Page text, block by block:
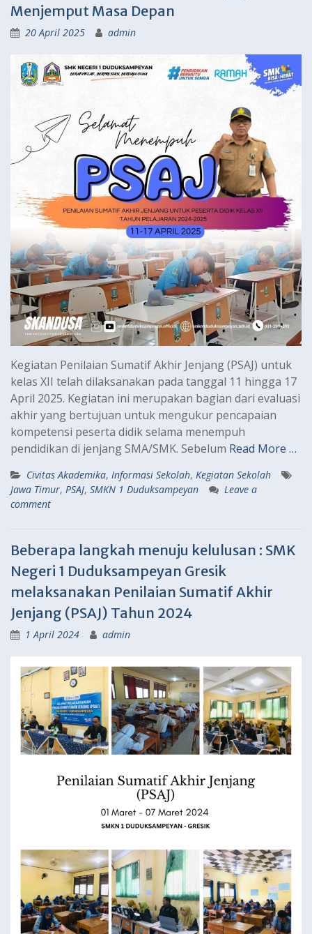
Menjemput Masa Depan
20 April 2025 admin
Kegiatan Penilaian Sumatif Akhir Jenjang (PSAJ) untuk
kelas XII telah dilaksanakan pada tanggal 11 hingga 17
April 2025. Kegiatan ini merupakan bagian dari evaluasi
akhir yang bertujuan untuk mengukur pencapaian
kompetensi peserta didik selama menempuh
pendidikan di jenjang SMA/SMK. Sebelum Read More …
Civitas Akademika, Informasi Sekolah, Kegiatan Sekolah
Jawa Timur, PSAJ, SMKN 1 Duduksampeyan
Leave a
comment
Beberapa langkah menuju kelulusan : SMK
Negeri 1 Duduksampeyan Gresik
melaksanakan Penilaian Sumatif Akhir
Jenjang (PSAJ) Tahun 2024
1 April 2024 admin